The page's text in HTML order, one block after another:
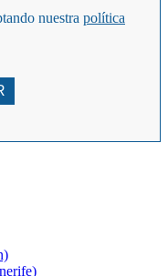
nuestra política